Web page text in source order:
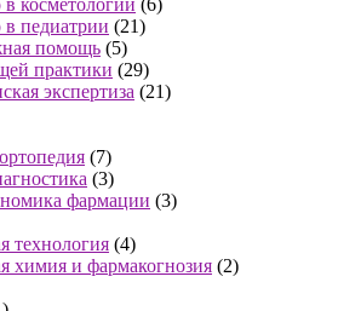
в педиатрии (21)
помощь (5)
практики (29)
экспертиза (21)
(7)
(3)
фармации (3)
технология (4)
химия и фармакогнозия (2)